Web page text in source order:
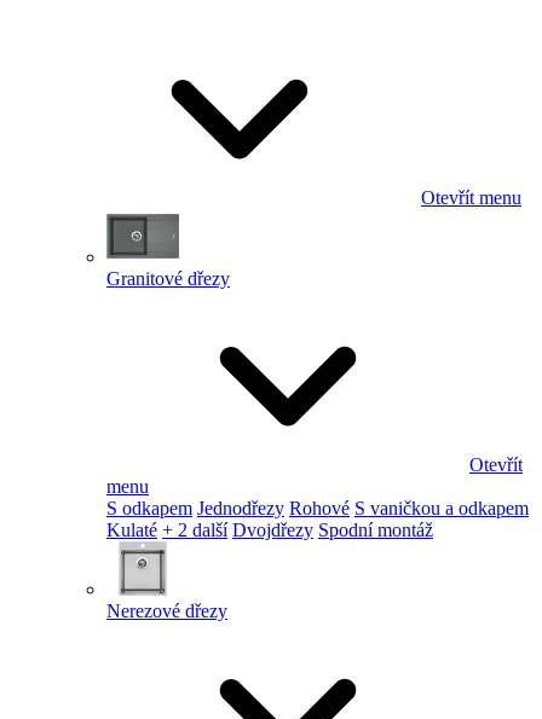
Otevřít menu
Granitové dřezy
Otevřít
menu
S odkapem Jednodřezy Rohové S vaničkou a odkapem
Kulaté + 2 další Dvojdřezy Spodní montáž
Nerezové dřezy